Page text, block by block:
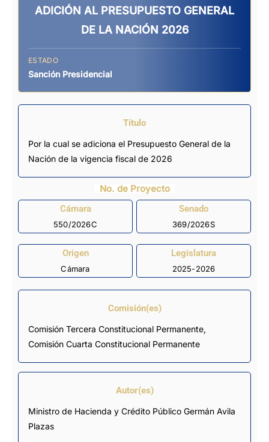
ADICIÓN AL PRESUPUESTO GENERAL
DE LA NACIÓN 2026
ESTADO
Sanción Presidencial
Título
Por la cual se adiciona el Presupuesto General de la
Nación de la vigencia fiscal de 2026
No. de Proyecto
Cámara
550/2026C
Senado
369/2026S
Origen
Cámara
Legislatura
2025-2026
Comisión(es)
Comisión Tercera Constitucional Permanente,
Comisión Cuarta Constitucional Permanente
Autor(es)
Ministro de Hacienda y Crédito Público Germán Avila
Plazas